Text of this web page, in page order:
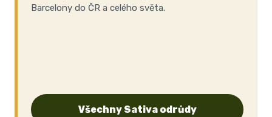
Barcelony do ČR a celého světa.
Všechny Sativa odrůdy